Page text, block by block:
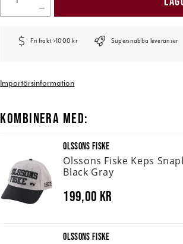
Fri frakt >1000 kr Supersnabba leveranser
Importörsinformation
KOMBINERA MED:
OLSSONS FISKE
Olssons Fiske Keps
Black Gray
199,00 kr
OLSSONS FISKE